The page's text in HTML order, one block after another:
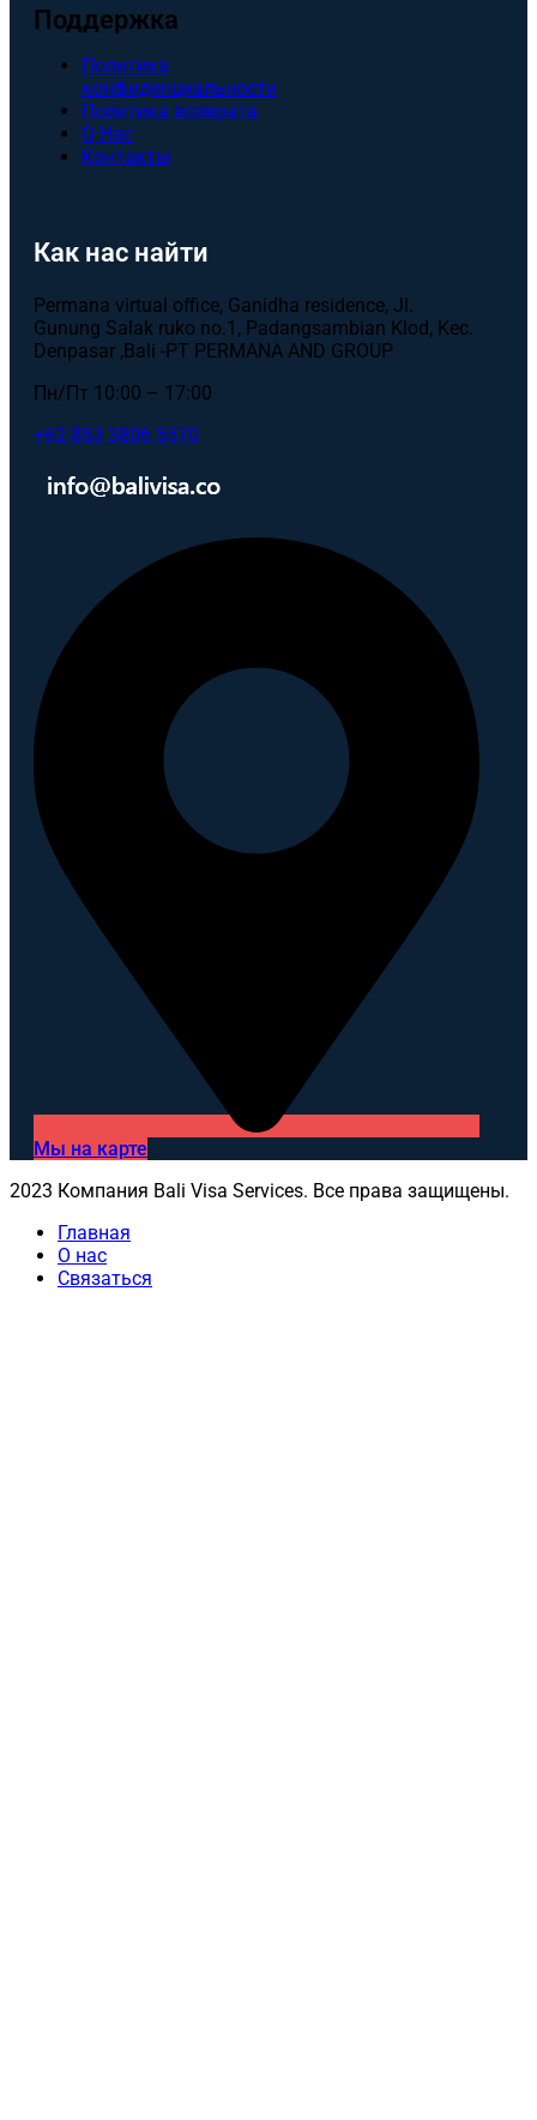
Поддержка
Политика
конфиденциальности
Политика возврата
О Нас
Контакты
Как нас найти
Permana virtual office, Ganidha residence, Jl.
Gunung Salak ruko no.1, Padangsambian Klod, Kec.
Denpasar ,Bali -PT PERMANA AND GROUP
Пн/Пт 10:00 – 17:00
+62 853 3806 5570
Мы на карте
2023 Компания Bali Visa Services. Все права защищены.
Главная
О нас
Связаться